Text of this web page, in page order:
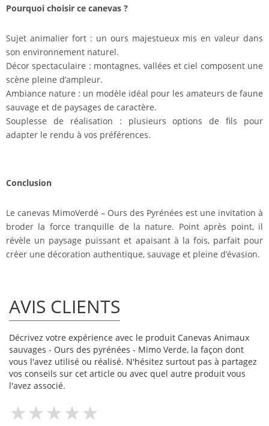
Pourquoi choisir ce canevas ?
Sujet animalier fort : un ours majestueux mis en valeur dans
son environnement naturel.
Décor spectaculaire : montagnes, vallées et ciel composent une
scène pleine d’ampleur.
Ambiance nature : un modèle idéal pour les amateurs de faune
sauvage et de paysages de caractère.
Souplesse de réalisation : plusieurs options de fils pour
adapter le rendu à vos préférences.
Conclusion
Le canevas MimoVerdé – Ours des Pyrénées est une invitation à
broder la force tranquille de la nature. Point après point, il
révèle un paysage puissant et apaisant à la fois, parfait pour
créer une décoration authentique, sauvage et pleine d’évasion.
AVIS CLIENTS
Décrivez votre expérience avec le produit Canevas Animaux
sauvages - Ours des pyrénées - Mimo Verde, la façon dont
vous l'avez utilisé ou réalisé. N'hésitez surtout pas à partagez
vos conseils sur cet article ou avec quel autre produit vous
l'avez associé.